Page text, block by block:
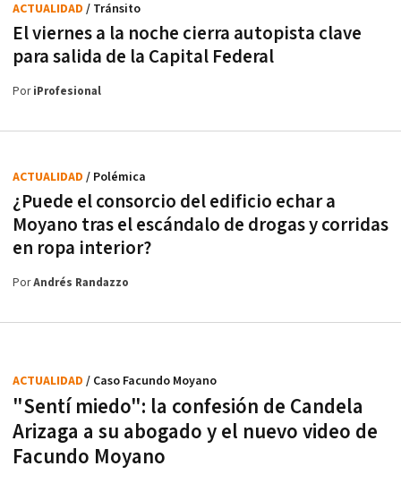
El viernes a la noche cierra autopista clave
para salida de la Capital Federal
ACTUALIDAD / Tránsito
PoriProfesional
¿Puede el consorcio del edificio echar a
Moyano tras el escándalo de drogas y corridas
en ropa interior?
ACTUALIDAD / Polémica
PorAndrés Randazzo
"Sentí miedo": la confesión de Candela
Arizaga a su abogado y el nuevo video de
Facundo Moyano
ACTUALIDAD / Caso Facundo Moyano